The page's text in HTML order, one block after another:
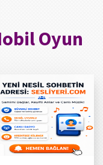
Oyun